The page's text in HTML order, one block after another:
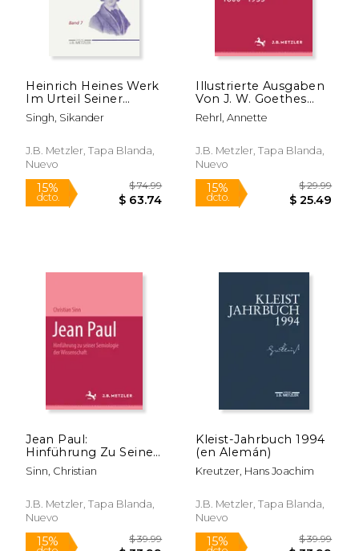
dcto. $ 110.49 dcto.
Heinrich Heines Werk
Im Urteil Seiner
Zeitgenossen:
Rezensionen Und
Werken Aus Den
Jahren November
1843 (en Alemán)
Singh, Sikander
J.B. Metzler, Tapa Blanda,
Nuevo
15%
dcto. $ 63.74
Illustrierte Ausgaben
Von J. W. Goethes
Lyrik 1800 - 1933:
M&p Schriftenreihe
Rehrl, Annette
J.B. Metzler, Tapa Blanda,
Nuevo
15%
dcto. $
Jean Paul:
Hinführung Zu Seiner
Semiologie Der
Wissenschaft (en
Sinn, Christian
J.B. Metzler, Tapa Blanda,
Nuevo
Kleist-Jahrbuch 1994
(en Alemán)
Kreutzer, Hans Joachim
J.B. Metzler, Tapa Blanda,
Nuevo